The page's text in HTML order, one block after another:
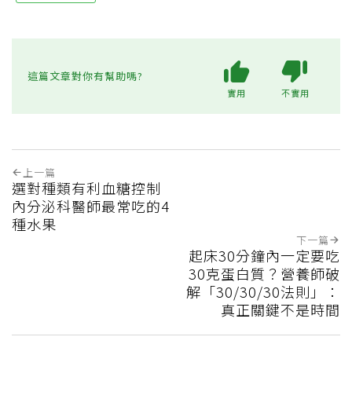
這篇文章對你有幫助嗎?
實用 不實用
上一篇
選對種類有利血糖控制
內分泌科醫師最常吃的4
種水果
下一篇
起床30分鐘內一定要吃
30克蛋白質？營養師破
解「30/30/30法則」：
真正關鍵不是時間